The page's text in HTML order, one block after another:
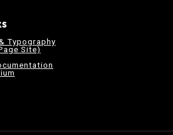
Typography
Site)